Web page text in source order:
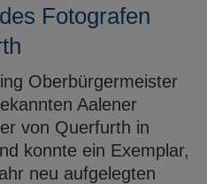
Fotografen
Oberbürgermeister
Aalener
von Querfurth in
konnte ein Exemplar,
neu aufgelegten